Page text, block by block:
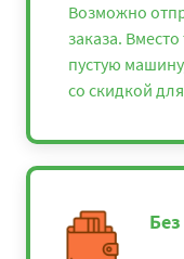
Возможно
заказа.
пустую
со скидкой